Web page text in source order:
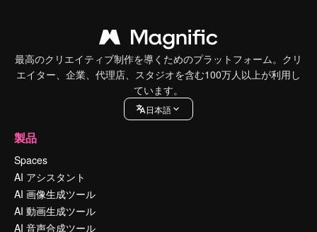
最高のクリエイティブ制作を導くためのプラットフォーム。クリ
エイター、企業、代理店、スタジオを含む100万人以上が利用し
ています。
日本語
製品
Spaces
AI アシスタント
AI 画像生成ツール
AI 動画生成ツール
AI 音声合成ツール